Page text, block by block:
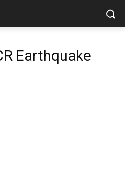
Earthquake